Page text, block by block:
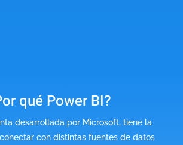
qué Power BI?
desarrollada por Microsoft, tiene la
con distintas fuentes de datos